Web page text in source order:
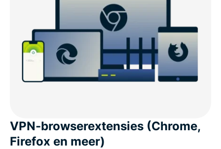
VPN-browserextensies (Chrome,
Firefox en meer)